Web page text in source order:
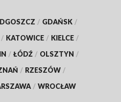
/ GDAŃSK /
/ KATOWICE / KIELCE /
/ ŁÓDŹ / OLSZTYN /
/ RZESZÓW /
/ WROCŁAW